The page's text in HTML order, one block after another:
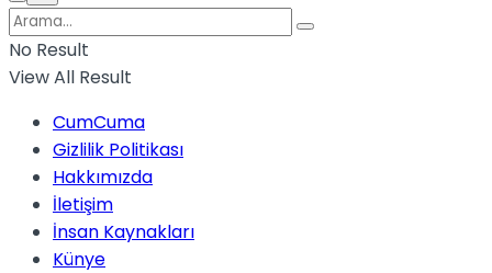
No Result
View All Result
CumCuma
Gizlilik Politikası
Hakkımızda
İletişim
İnsan Kaynakları
Künye